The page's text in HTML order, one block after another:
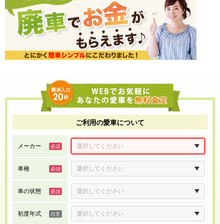
ご利用の愛車について
メーカー
車種
車の状態
初度年式